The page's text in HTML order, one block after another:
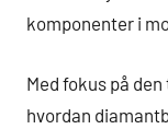
komponenter i
Med fokus på
hvordan